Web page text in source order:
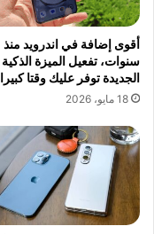
أقوى إضافة في اندرويد منذ
سنوات، تفعيل الميزة الذكية
الجديدة توفر عليك وقتا كبيرا
18 مايو، 2026